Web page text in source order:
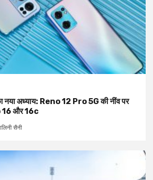
नया अध्याय: Reno 12 Pro 5G की नींव पर
16 और 16c
सैनी